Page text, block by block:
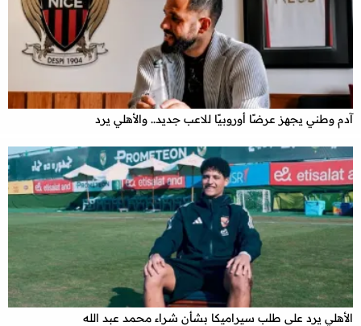
آدم وطني يجهز عرضًا أوروبيًا للاعب جديد.. والأهلي يرد
الأهلي يرد على طلب سيراميكا بشأن شراء محمد عبد الله